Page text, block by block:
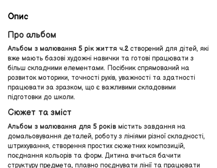
Опис
Про альбом
Альбом з малювання 5 рік життя ч.2 створений для дітей, які
вже мають базові художні навички та готові працювати з
більш складними елементами. Посібник спрямований на
розвиток моторики, точності рухів, уважності та здатності
працювати за зразком, що є важливими складовими
підготовки до школи.
Сюжет та зміст
Альбом з малювання для 5 років містить завдання на
домальовування деталей, роботу з лініями різної складності,
штрихування, створення простих сюжетних композицій,
поєднання кольорів та форм. Дитина вчиться бачити
структуру предмета, плавно поєднувати лінії та працювати